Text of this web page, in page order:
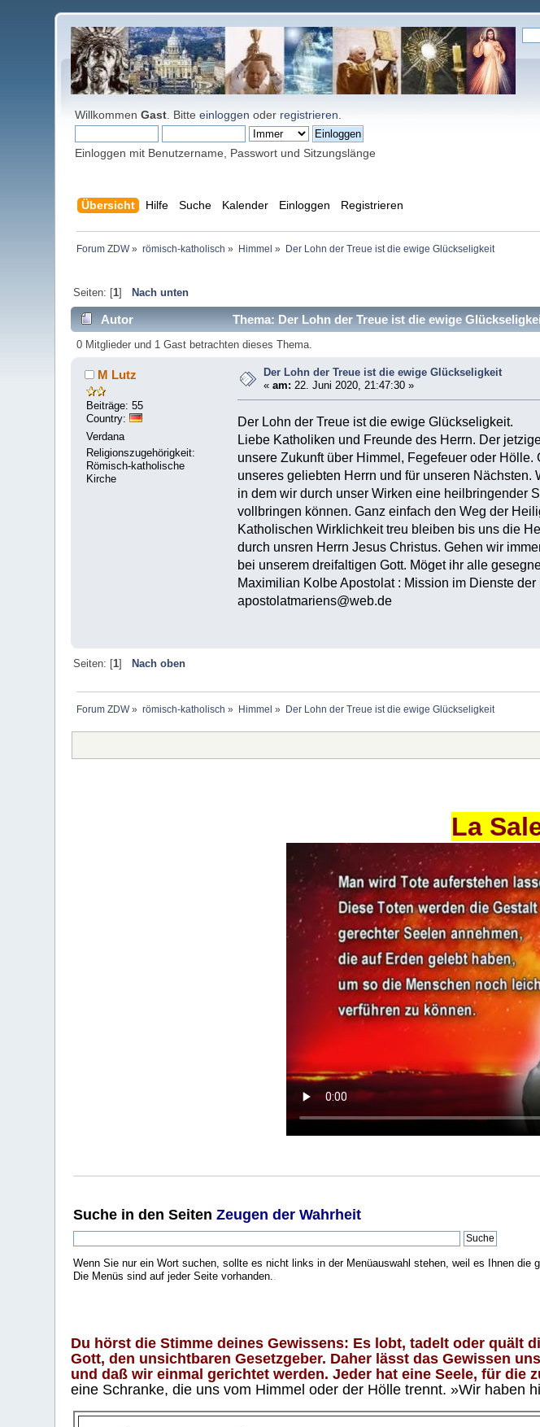
WillkommenGast . Bitteeinloggen oder registrieren
Einloggen mit Benutzername, Passwort und Sitzungslänge
Übersicht Hilfe Suche Kalender Einloggen Registrieren
Forum ZDW» römisch-katholisch » Himmel » Der Lohn der Treue ist die ewige Glückseligkeit
Seiten: [1] Nach unten
Autor Thema: Der Lohn der Treue ist die ewige
0 Mitglieder und 1 Gast betrachten dieses Thema.
M Lutz
Beiträge: 55
Country:
Verdana
Religionszugehörigkeit:
Römisch-katholische
Kirche
Der Lohn der Treue ist die ewige Glückseligkeit
«am: 22. Juni 2020, 21:47:30 »
Der Lohn der Treue ist die ewige Glückseligkeit.
Liebe Katholiken und Freunde des Herrn. Der
unsere Zukunft über Himmel, Fegefeuer oder
unseres geliebten Herrn und für unseren
in dem wir durch unser Wirken eine heilbringender
vollbringen können. Ganz einfach den Weg der
Katholischen Wirklichkeit treu bleiben bis uns die
durch unsren Herrn Jesus Christus. Gehen wir
bei unserem dreifaltigen Gott. Möget ihr alle
Maximilian Kolbe Apostolat : Mission im Dienste
apostolatmariens@web.de
Seiten: [1]
Nach oben
Forum ZDW» römisch-katholisch » Himmel » Der Lohn der Treue ist die ewige Glückseligkeit
La
Suche in den SeitenZeugen der Wahrheit
Wenn Sie nur ein Wort suchen, sollte es nicht links in der Menüauswahl stehen, weil es Ihnen die
Die Menüs sind auf jeder Seite vorhanden..
Du hörst die Stimme deines Gewissens: Es lobt, tadelt oder quält
Gott, den unsichtbaren Gesetzgeber. Daher lässt das Gewissen
und daß wir einmal gerichtet werden. Jeder hat eine Seele, für die
eine Schranke, die uns vom Himmel oder der Hölle trennt. »Wir haben